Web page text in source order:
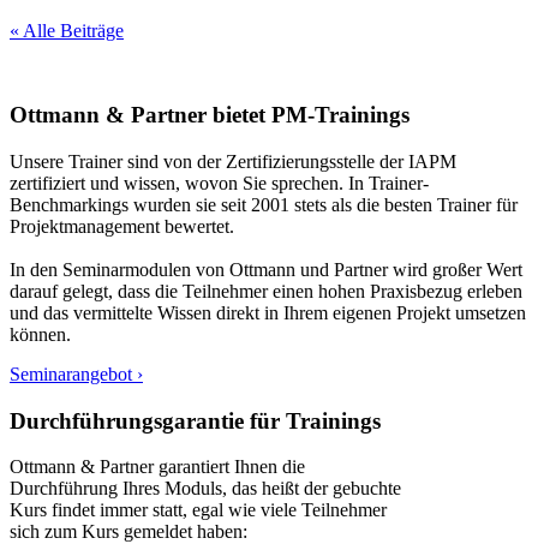
« Alle Beiträge
Ottmann & Partner bietet PM-Trainings
Unsere Trainer sind von der Zertifizierungsstelle der IAPM
zertifiziert und wissen, wovon Sie sprechen. In Trainer-
Benchmarkings wurden sie seit 2001 stets als die besten Trainer für
Projektmanagement bewertet.
In den Seminarmodulen von Ottmann und Partner wird großer Wert
darauf gelegt, dass die Teilnehmer einen hohen Praxisbezug erleben
und das vermittelte Wissen direkt in Ihrem eigenen Projekt umsetzen
können.
Seminarangebot ›
Durchführungsgarantie für Trainings
Ottmann & Partner garantiert Ihnen die
Durchführung Ihres Moduls, das heißt der gebuchte
Kurs findet immer statt, egal wie viele Teilnehmer
sich zum Kurs gemeldet haben: